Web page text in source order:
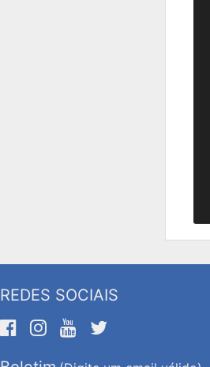
REDES SOCIAIS